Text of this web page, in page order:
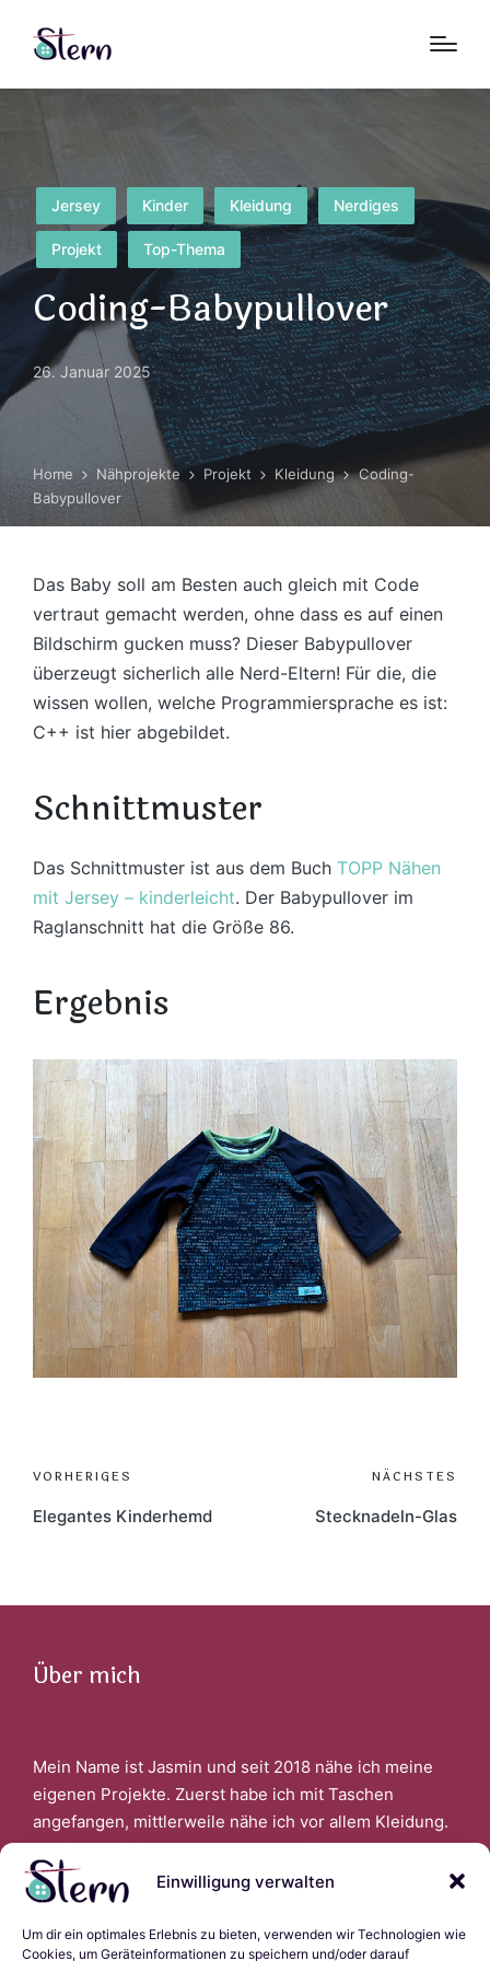
Einwilligung verwalten
Um dir ein optimales Erlebnis zu bieten, verwenden wir Technologien wie
Cookies, um Geräteinformationen zu speichern und/oder darauf
Posted
in
Jersey Kinder Kleidung Nerdiges
Projekt Top-Thema
Coding-Babypullover
26. Januar 2025
Home Nähprojekte Projekt Kleidung
Coding-
Babypullover
Das Baby soll am Besten auch gleich mit Code
vertraut gemacht werden, ohne dass es auf einen
Bildschirm gucken muss? Dieser Babypullover
überzeugt sicherlich alle Nerd-Eltern! Für die, die
wissen wollen, welche Programmiersprache es ist:
C++ ist hier abgebildet.
Schnittmuster
Das Schnittmuster ist aus dem Buch TOPP Nähen
mit Jersey – kinderleicht. Der Babypullover im
Raglanschnitt hat die Größe 86.
Ergebnis
Post
navigation
VORHERIGES
Elegantes Kinderhemd
NÄCHSTES
Stecknadeln-Glas
Über mich
Mein Name ist Jasmin und seit 2018 nähe ich meine
eigenen Projekte. Zuerst habe ich mit Taschen
angefangen, mittlerweile nähe ich vor allem Kleidung.
Faszinert bin ich auch davon, wenn ich aus alter
Kleidung Neues schaffen kann.
Links